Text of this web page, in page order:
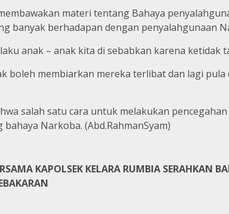
membawakan materi tentang Bahaya
banyak berhadapan dengan penyalahgunaan
anak – anak kita di sebabkan karena
boleh membiarkan mereka terlibat dan lagi
salah satu cara untuk melakukan
Narkoba. (Abd.RahmanSyam)
KAPOLSEK KELARA RUMBIA SERAHKAN